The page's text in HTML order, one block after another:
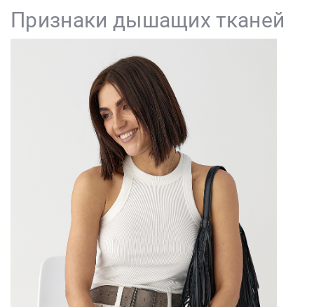
Признаки дышащих тканей